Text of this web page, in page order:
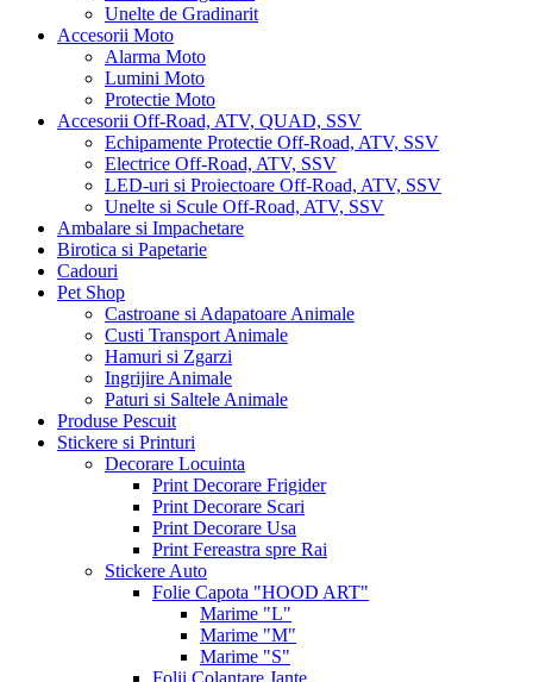
Unelte de Gradinarit
Accesorii Moto
Alarma Moto
Lumini Moto
Protectie Moto
Accesorii Off-Road, ATV, QUAD, SSV
Echipamente Protectie Off-Road, ATV, SSV
Electrice Off-Road, ATV, SSV
LED-uri si Proiectoare Off-Road, ATV, SSV
Unelte si Scule Off-Road, ATV, SSV
Ambalare si Impachetare
Birotica si Papetarie
Cadouri
Pet Shop
Castroane si Adapatoare Animale
Custi Transport Animale
Hamuri si Zgarzi
Ingrijire Animale
Paturi si Saltele Animale
Produse Pescuit
Stickere si Printuri
Decorare Locuinta
Print Decorare Frigider
Print Decorare Scari
Print Decorare Usa
Print Fereastra spre Rai
Stickere Auto
Folie Capota "HOOD ART"
Marime "L"
Marime "M"
Marime "S"
Folii Colantare Jante